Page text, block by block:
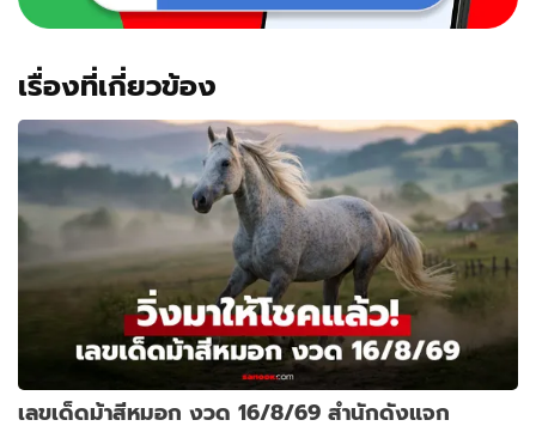
เรื่องที่เกี่ยวข้อง
เลขเด็ดม้าสีหมอก งวด 16/8/69 สำนักดังแจก